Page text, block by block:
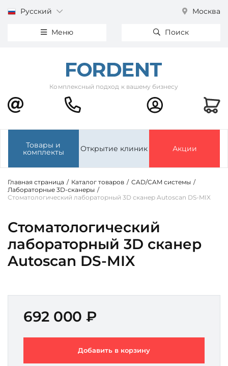
Русский Москва
Меню Поиск
Комплексный подход к вашему бизнесу
Товары и
комплекты Открытие клиник Акции
Главная страница / Каталог товаров / CAD/CAM системы /
Лабораторные 3D-сканеры /
Стоматологический лабораторный 3D сканер Autoscan DS-MIX
Стоматологический
лабораторный 3D сканер
Autoscan DS-MIX
692 000 ₽
Добавить в корзину